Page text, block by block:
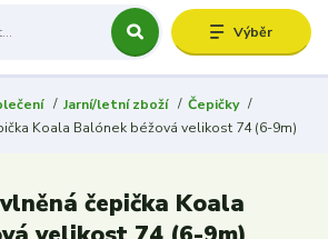
Výběr
Jarní/letní zboží
Čepičky
Koala Balónek béžová velikost 74 (6-9m)
čepička Koala